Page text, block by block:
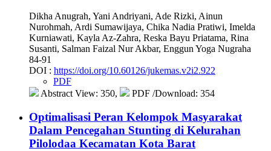
Dikha Anugrah, Yani Andriyani, Ade Rizki, Ainun
Nurohmah, Ardi Sumawijaya, Chika Nadia Pratiwi, Imelda
Kurniawati, Kayla Az-Zahra, Reska Bayu Priatama, Rina
Susanti, Salman Faizal Nur Akbar, Enggun Yoga Nugraha
84-91
DOI : https://doi.org/10.60126/jukemas.v2i2.922
PDF
Abstract View: 350,
PDF /Download: 354
Optimalisasi Peran Kelompok Masyarakat
Dalam Pencegahan Stunting di Kelurahan
Pilolodaa Kecamatan Kota Barat